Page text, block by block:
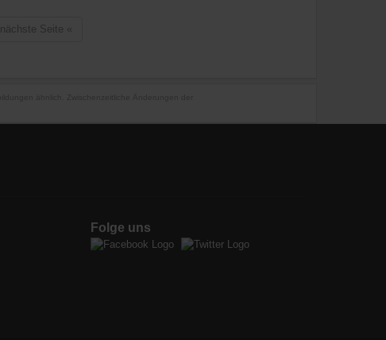
nächste Seite
Folge uns